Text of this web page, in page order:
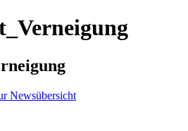
Newsübersicht